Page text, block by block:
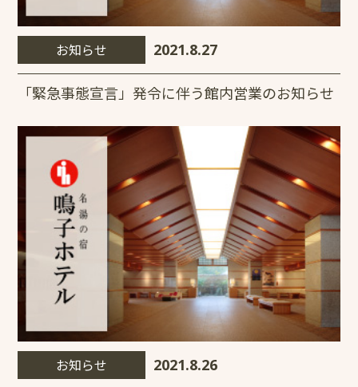
お知らせ 2021.8.27
「緊急事態宣言」発令に伴う館内営業のお知らせ
お知らせ 2021.8.26